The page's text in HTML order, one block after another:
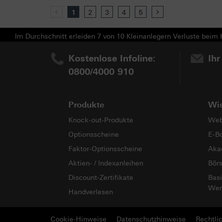
Previous
1 2 3 4 5
Im Durchschnitt erleiden 7 von 10 Kleinanlegern Verluste
Kostenlose Infoline:
0800/4000 910
Produkte
Knock-out-Produkte
Optionsscheine
Faktor-Optionsscheine
Aktien- / Indexanleihen
Discount-Zertifikate
Handverlesen
E-
Cookie-Hinweise Datenschutzhinweise